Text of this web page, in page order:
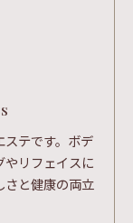
ステです。ボデ
やリフェイスに
さと健康の両立